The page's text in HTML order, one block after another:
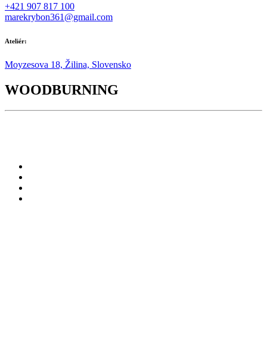
+421 907 817 100
marekrybon361@gmail.com
Ateliér:
Moyzesova 18, Žilina, Slovensko
WOODBURNING